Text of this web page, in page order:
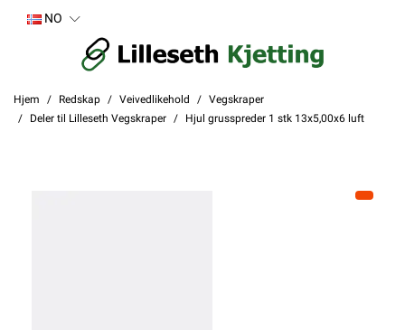
NO
Hjem Redskap Veivedlikehold
Vegskraper
Deler til Lilleseth Vegskraper
Hjul grusspreder 1 stk 13x5,00x6 luft